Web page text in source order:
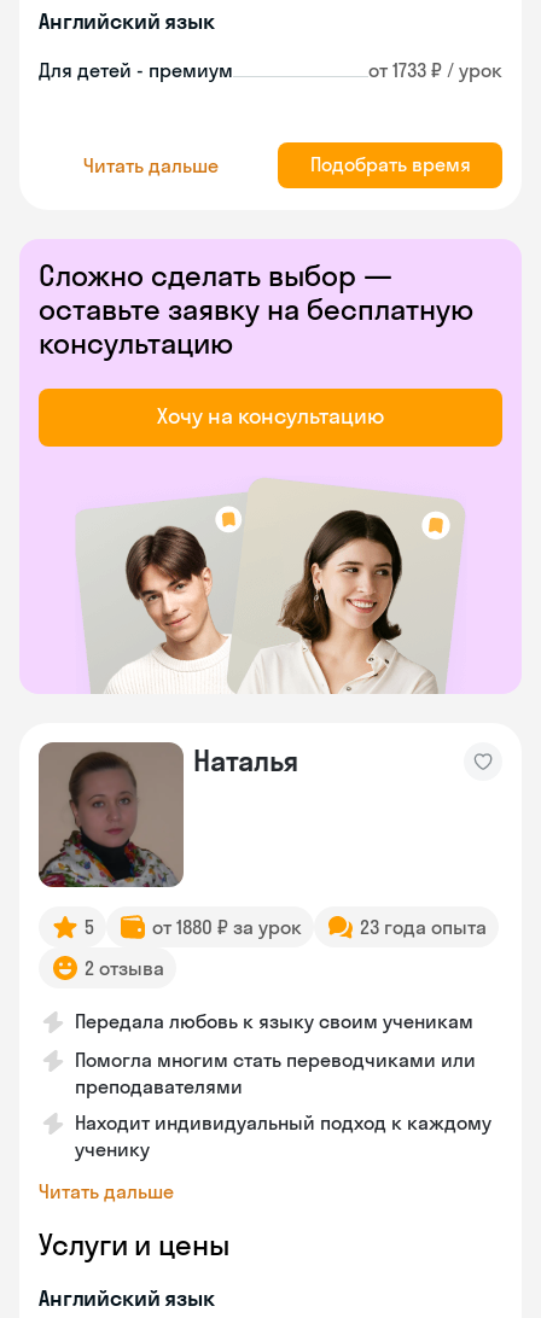
Английский язык
Для детей - премиум от 1733 ₽ / урок
Читать дальше Подобрать время
Сложно сделать выбор —
оставьте заявку на бесплатную
консультацию
Хочу на консультацию
Наталья
5 от 1880 ₽ за урок
23 года опыта
2 отзыва
Передала любовь к языку своим ученикам
Помогла многим стать переводчиками или
преподавателями
Находит индивидуальный подход к каждому
ученику
Читать дальше
Услуги и цены
Английский язык